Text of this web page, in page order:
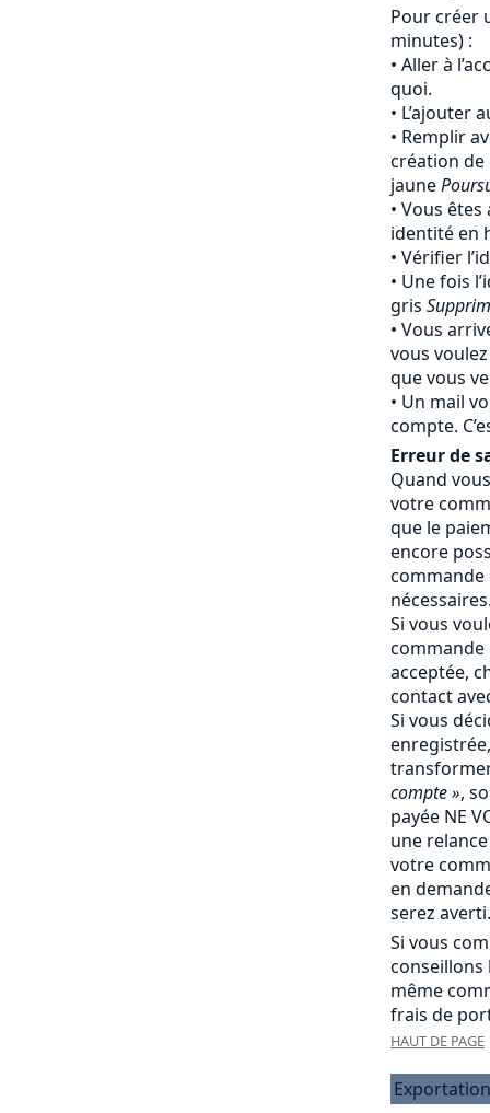
Pour créer
minutes) :
Aller à
quoi.
L’ajouter
Remplir
création
jaune
Vous êtes
identité en
Vérifier
Une fois
gris
Vous
vous
que vous
Un mail
compte.
Erreur de
Quand
votre
que le
encore
commande
Si vous
commande
acceptée,
contact
Si vous
compte »,
payée NE
une
votre
en
serez averti.
Si vous
conseillons
même
frais de
HAUT DE PAGE